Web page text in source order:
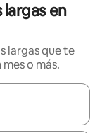
en
largas que te
o más.
podrás navegar